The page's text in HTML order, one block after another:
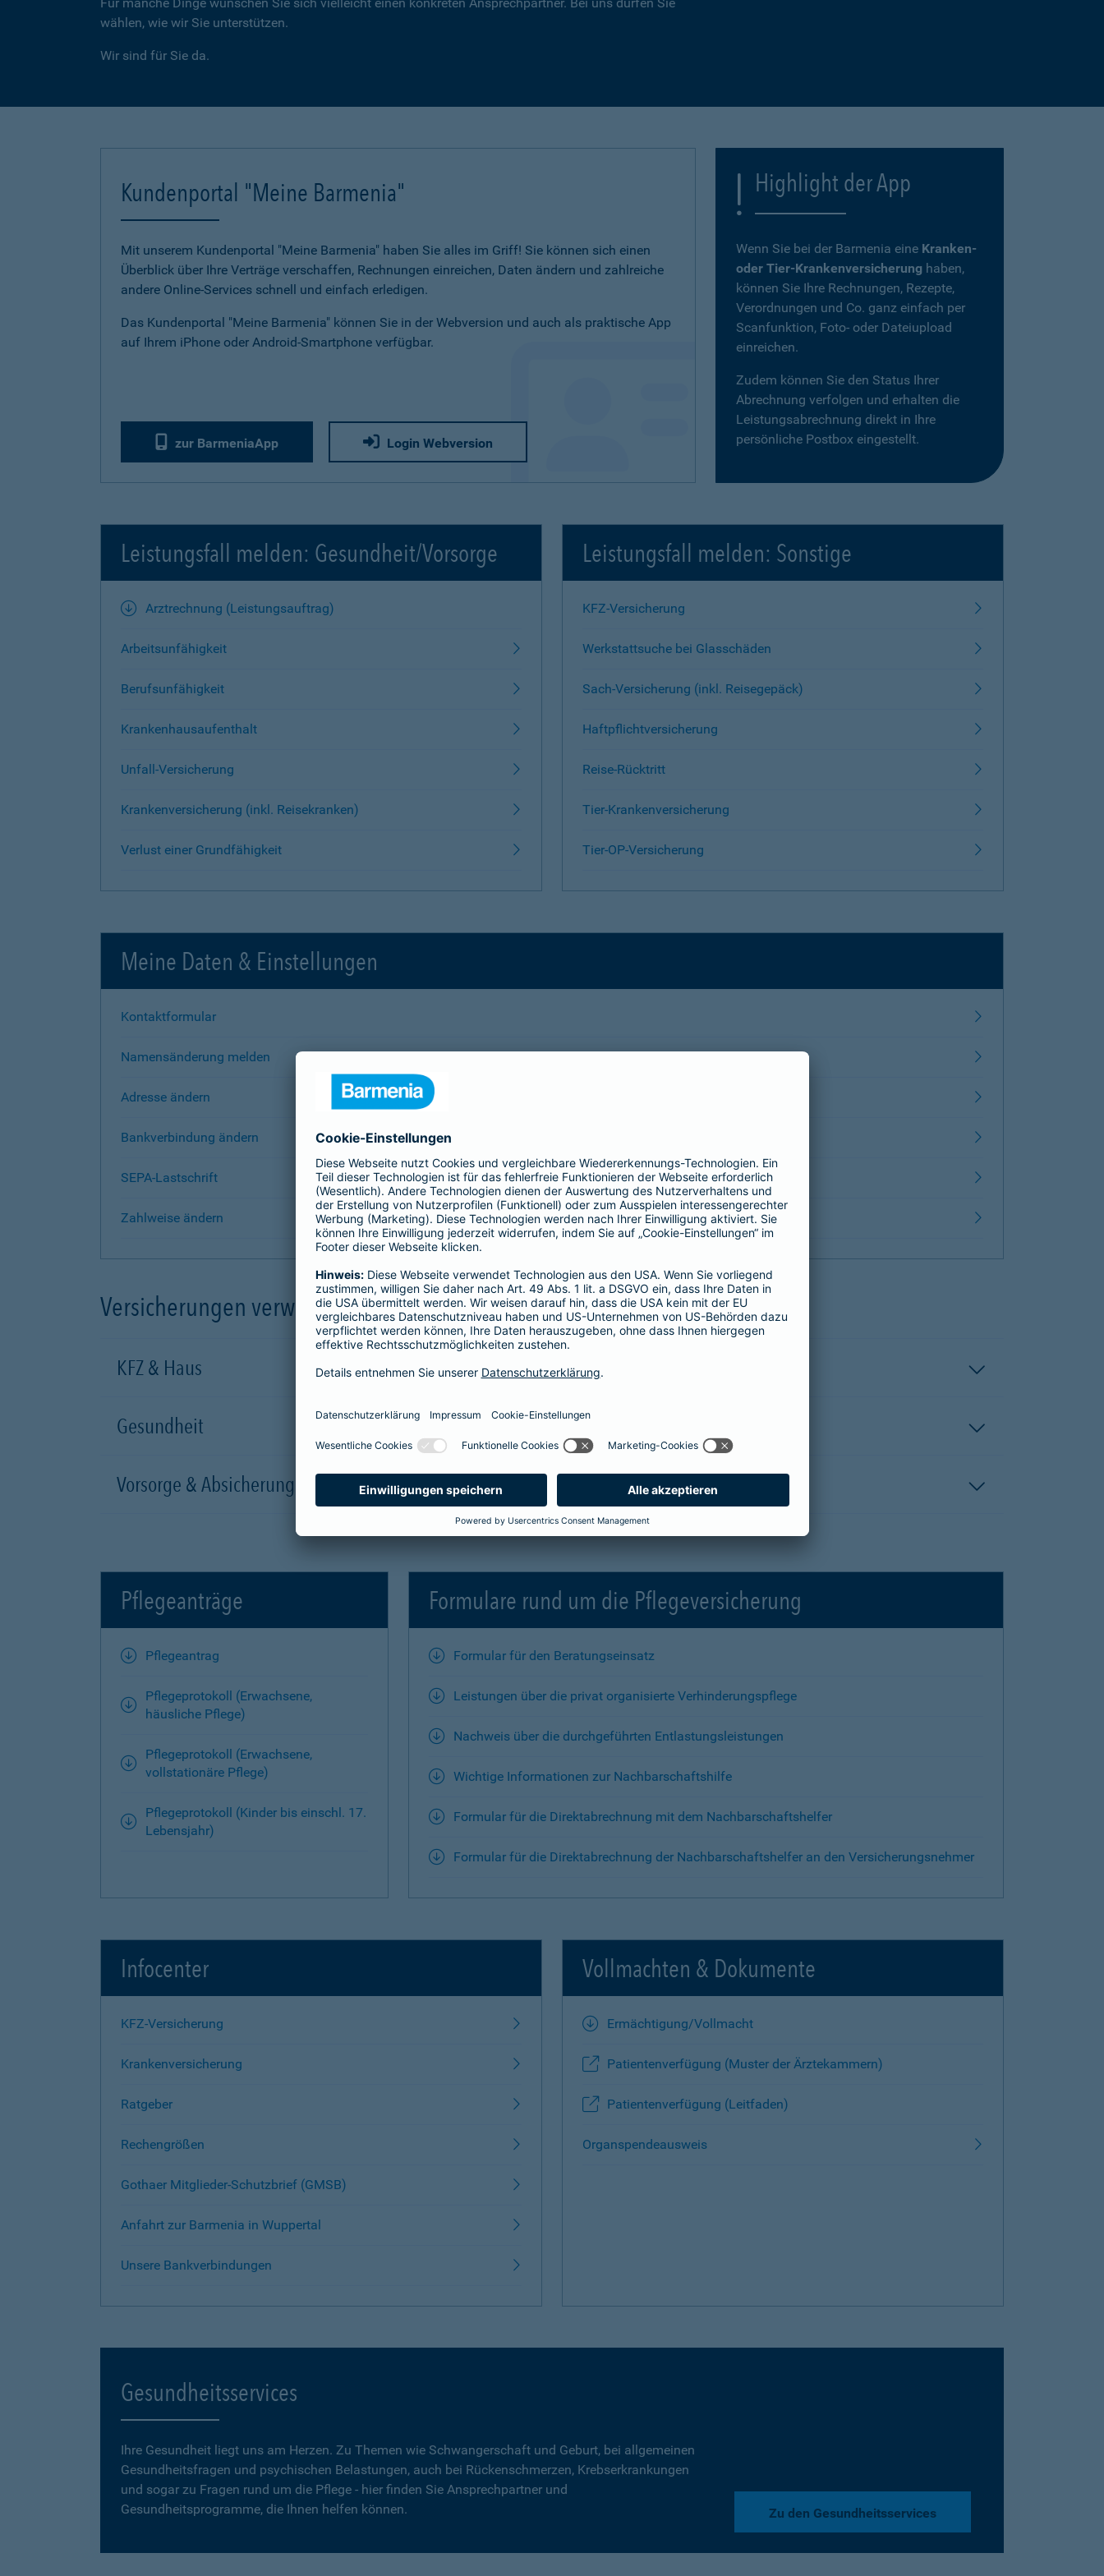
wählen, wie wir Sie unterstützen.
Wir sind für Sie da.
Kundenportal "Meine Barmenia"
Mit unserem Kundenportal "Meine Barmenia" haben Sie alles im Griff! Sie können sich einen
Überblick über Ihre Verträge verschaffen, Rechnungen einreichen, Daten ändern und zahlreiche
andere Online-Services schnell und einfach erledigen.
Das Kundenportal "Meine Barmenia" können Sie in der Webversion und auch als praktische App
auf Ihrem iPhone oder Android-Smartphone verfügbar.
zur BarmeniaApp Login Webversion
Highlight der App
Wenn Sie bei der Barmenia eine Kranken-
oder Tier-Krankenversicherung haben,
können Sie Ihre Rechnungen, Rezepte,
Verordnungen und Co. ganz einfach per
Scanfunktion, Foto- oder Dateiupload
einreichen.
Zudem können Sie den Status Ihrer
Abrechnung verfolgen und erhalten die
Leistungsabrechnung direkt in Ihre
persönliche Postbox eingestellt.
Leistungsfall melden: Gesundheit/Vorsorge
Arztrechnung (Leistungsauftrag)
Arbeitsunfähigkeit
Berufsunfähigkeit
Krankenhausaufenthalt
Unfall-Versicherung
Krankenversicherung (inkl. Reisekranken)
Verlust einer Grundfähigkeit
Leistungsfall melden: Sonstige
KFZ-Versicherung
Werkstattsuche bei Glasschäden
Sach-Versicherung (inkl. Reisegepäck)
Haftpflichtversicherung
Reise-Rücktritt
Tier-Krankenversicherung
Tier-OP-Versicherung
Meine Daten & Einstellungen
Kontaktformular
Namensänderung melden
Adresse ändern
Bankverbindung ändern
SEPA-Lastschrift
Zahlweise ändern
Versicherungen verwalten
KFZ & Haus
Gesundheit
Vorsorge & Absicherung
Pflegeanträge
Pflegeantrag
Pflegeprotokoll (Erwachsene,
häusliche Pflege)
Pflegeprotokoll (Erwachsene,
vollstationäre Pflege)
Pflegeprotokoll (Kinder bis einschl. 17.
Lebensjahr)
Formulare rund um die Pflegeversicherung
Formular für den Beratungseinsatz
Leistungen über die privat organisierte Verhinderungspflege
Nachweis über die durchgeführten Entlastungsleistungen
Wichtige Informationen zur Nachbarschaftshilfe
Formular für die Direktabrechnung mit dem Nachbarschaftshelfer
Formular für die Direktabrechnung der Nachbarschaftshelfer an den Versicherungsnehmer
Infocenter
KFZ-Versicherung
Krankenversicherung
Ratgeber
Rechengrößen
Gothaer Mitglieder-Schutzbrief (GMSB)
Anfahrt zur Barmenia in Wuppertal
Unsere Bankverbindungen
Vollmachten & Dokumente
Ermächtigung/Vollmacht
Patientenverfügung (Muster der Ärztekammern)
Patientenverfügung (Leitfaden)
Organspendeausweis
Gesundheitsservices
Ihre Gesundheit liegt uns am Herzen. Zu Themen wie Schwangerschaft und Geburt, bei allgemeinen
Gesundheitsfragen und psychischen Belastungen, auch bei Rückenschmerzen, Krebserkrankungen
und sogar zu Fragen rund um die Pflege - hier finden Sie Ansprechpartner und
Gesundheitsprogramme, die Ihnen helfen können.
Zu den Gesundheitsservices